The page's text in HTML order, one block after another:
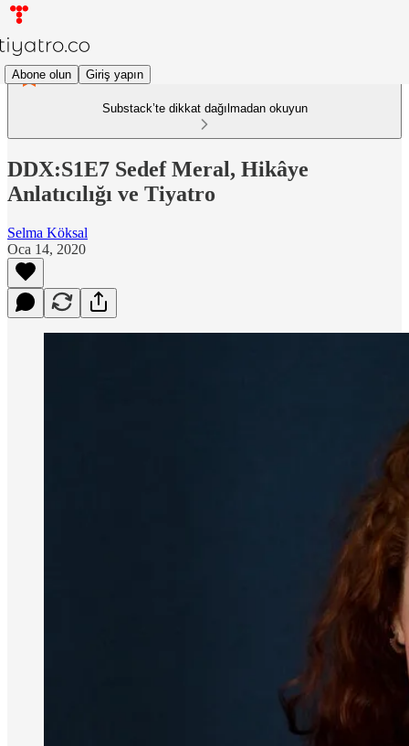
Abone olun Giriş yapın
Substack’te dikkat dağılmadan okuyun
DDX:S1E7 Sedef Meral, Hikâye
Anlatıcılığı ve Tiyatro
Selma Köksal
Oca 14, 2020